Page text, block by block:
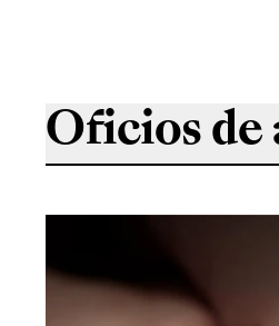
Oficios de